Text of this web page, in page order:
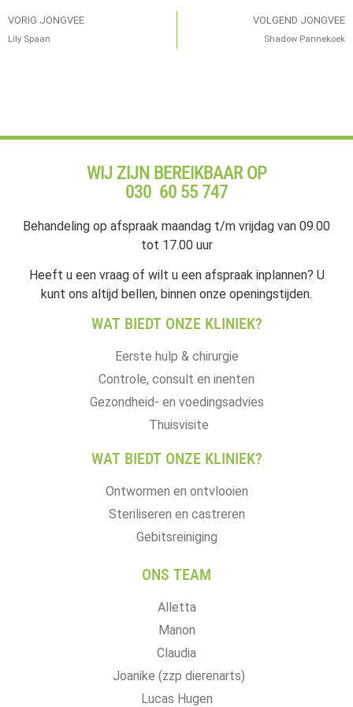
VORIG JONGVEE
Lily Spaan
VOLGEND JONGVEE
Shadow Pannekoek
WIJ ZIJN BEREIKBAAR OP
030 60 55 747
Behandeling op afspraak maandag t/m vrijdag van 09.00
tot 17.00 uur
Heeft u een vraag of wilt u een afspraak inplannen? U
kunt ons altijd bellen, binnen onze openingstijden.
WAT BIEDT ONZE KLINIEK?
Eerste hulp & chirurgie
Controle, consult en inenten
Gezondheid- en voedingsadvies
Thuisvisite
WAT BIEDT ONZE KLINIEK?
Ontwormen en ontvlooien
Steriliseren en castreren
Gebitsreiniging
ONS TEAM
Alletta
Manon
Claudia
Joanike (zzp dierenarts)
Lucas Hugen